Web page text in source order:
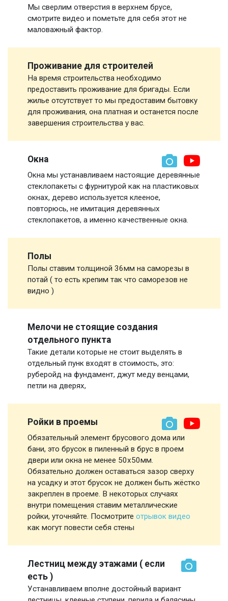
Мы сверлим отверстия в верхнем брусе,
смотрите видео и пометьте для себя этот не
маловажный фактор.
Проживание для строителей
На время строительства необходимо
предоставить проживание для бригады. Если
жилье отсутствует то мы предоставим бытовку
для проживания, она платная и останется после
завершения строительства у вас.
Окна
Окна мы устанавливаем настоящие деревянные
стеклопакеты с фурнитурой как на пластиковых
окнах, дерево используется клееное,
повторюсь, не имитация деревянных
стеклопакетов, а именно качественные окна.
Полы
Полы ставим толщиной 36мм на саморезы в
потай ( то есть крепим так что саморезов не
видно )
Мелочи не стоящие создания
отдельного пункта
Такие детали которые не стоит выделять в
отдельный пунк входят в стоимость, это:
руберойд на фундамент, джут меду венцами,
петли на дверях,
Ройки в проемы
Обязательный элемент брусового дома или
бани, это брусок в пиленный в брус в проем
двери или окна не менее 50х50мм.
Обязательно должен оставаться зазор сверху
на усадку и этот брусок не должен быть жёстко
закреплен в проеме. В некоторых случаях
внутри помещения ставим металлические
ройки, уточняйте. Посмотрите отрывок видео
как могут повести себя стены
Лестниц между этажами ( если
есть )
Устанавливаем вполне достойный вариант